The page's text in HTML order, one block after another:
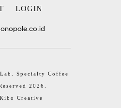
LOGIN
Specialty Coffee
2026.
Kibo Creative